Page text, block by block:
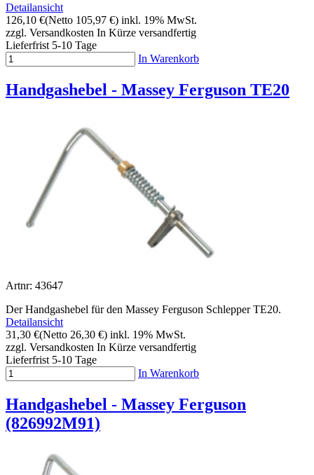
Detailansicht
126,10 €(Netto 105,97 €) inkl. 19% MwSt.
zzgl. Versandkosten In Kürze versandfertig
Lieferfrist 5-10 Tage
In Warenkorb
Handgashebel - Massey Ferguson TE20
Artnr: 43647
Der Handgashebel für den Massey Ferguson Schlepper TE20.
Detailansicht
31,30 €(Netto 26,30 €) inkl. 19% MwSt.
zzgl. Versandkosten In Kürze versandfertig
Lieferfrist 5-10 Tage
In Warenkorb
Handgashebel - Massey Ferguson
(826992M91)